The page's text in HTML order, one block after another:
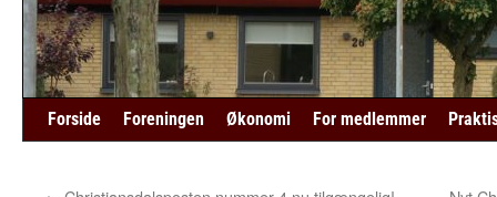
Forside Foreningen Økonomi For medlemmer